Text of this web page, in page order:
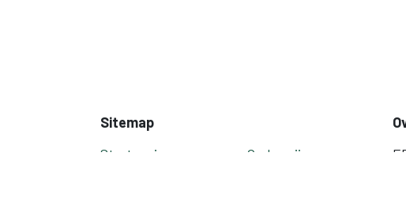
Sitemap
Startpagina
Onderwijs